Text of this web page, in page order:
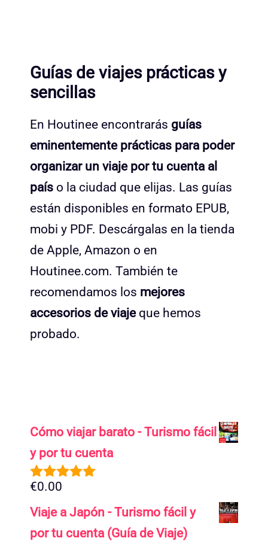
Guías de viajes prácticas y
sencillas
En Houtinee encontrarás guías
eminentemente prácticas para poder
organizar un viaje por tu cuenta al
país o la ciudad que elijas. Las guías
están disponibles en formato EPUB,
mobi y PDF. Descárgalas en la tienda
de Apple, Amazon o en
Houtinee.com. También te
recomendamos los mejores
accesorios de viajeque hemos
probado.
Cómo viajar barato - Turismo fácil
y por tu cuenta
5.00de 5
€0.00
Viaje a Japón - Turismo fácil y
por tu cuenta (Guía de Viaje)